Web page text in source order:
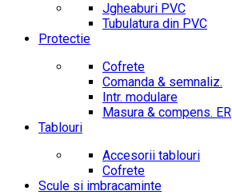
Jgheaburi PVC
Tubulatura din PVC
Protectie
Cofrete
Comanda & semnaliz.
Intr. modulare
Masura & compens. ER
Tablouri
Accesorii tablouri
Cofrete
Scule si imbracaminte